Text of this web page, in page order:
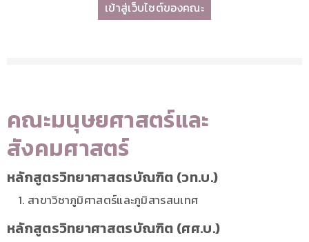
เข้าสู่เว็บไซต์ของคณะ
คณะมนุษยศาสตร์และ
สังคมศาสตร์
หลักสูตรวิทยาศาสตรบัณฑิต (วท.บ.)
สาขาวิชาภูมิศาสตร์และภูมิสารสนเทศ
หลักสูตรวิทยาศาสตรบัณฑิต (ศศ.บ.)